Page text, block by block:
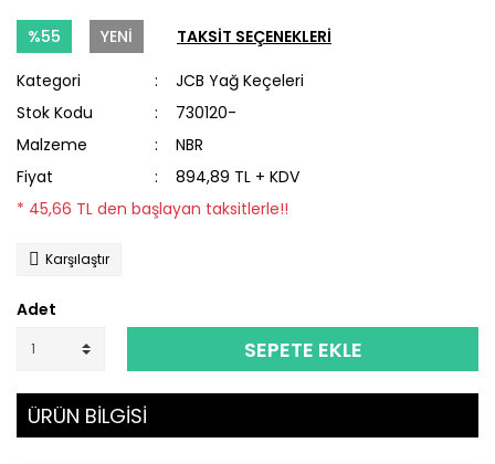
%55 YENİ TAKSİT SEÇENEKLERİ
Kategori
JCB Yağ Keçeleri
Stok Kodu
730120-
Malzeme
NBR
Fiyat
894,89 TL + KDV
* 45,66 TL den başlayan taksitlerle!!
Karşılaştır
Adet
SEPETE EKLE
ÜRÜN BİLGİSİ